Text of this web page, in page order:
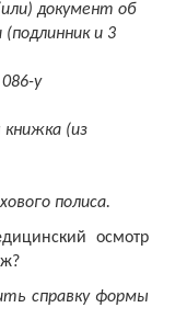
документ об
(подлинник и 3
у
книжка (из
полиса.
осмотр
справку формы